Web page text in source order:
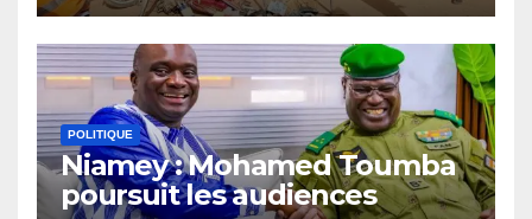
POLITIQUE
Niamey : Mohamed Toumba
poursuit les audiences